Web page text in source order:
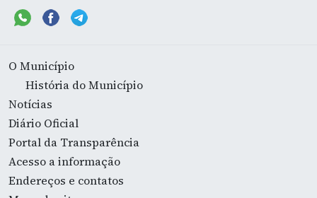
O Município
História do Município
Notícias
Diário Oficial
Portal da Transparência
Acesso a informação
Endereços e contatos